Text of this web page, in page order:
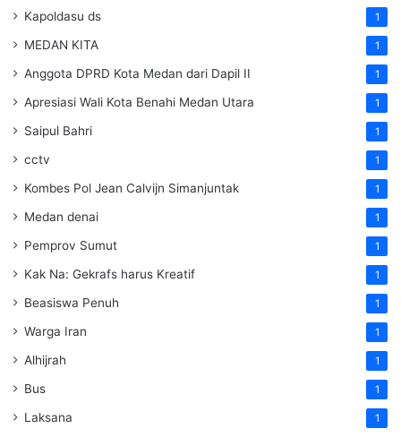
Kapoldasu ds 1
MEDAN KITA 1
Anggota DPRD Kota Medan dari Dapil II 1
Apresiasi Wali Kota Benahi Medan Utara 1
Saipul Bahri 1
cctv 1
Kombes Pol Jean Calvijn Simanjuntak 1
Medan denai 1
Pemprov Sumut 1
Kak Na: Gekrafs harus Kreatif 1
Beasiswa Penuh 1
Warga Iran 1
Alhijrah 1
Bus 1
Laksana 1